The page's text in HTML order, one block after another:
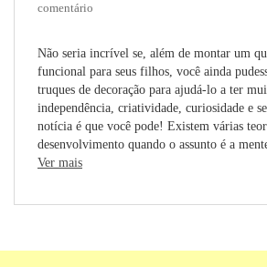
comentário
Não seria incrível se, além de montar um
funcional para seus filhos, você ainda
truques de decoração para ajudá-lo a ter
independência, criatividade, curiosidade e
notícia é que você pode! Existem várias
desenvolvimento quando o assunto é a
Ver mais